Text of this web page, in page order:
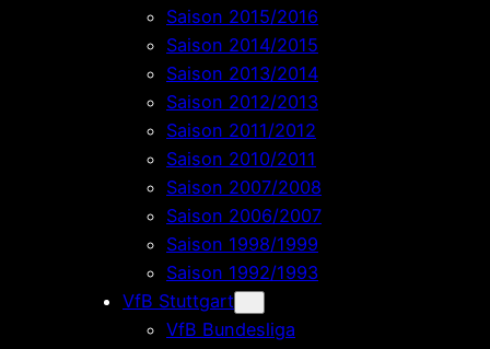
Saison 2015/2016
Saison 2014/2015
Saison 2013/2014
Saison 2012/2013
Saison 2011/2012
Saison 2010/2011
Saison 2007/2008
Saison 2006/2007
Saison 1998/1999
Saison 1992/1993
VfB Stuttgart
VfB Bundesliga